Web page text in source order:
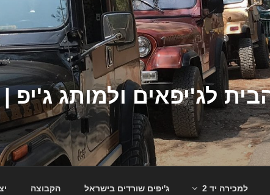
למכירה יד 2 ג'יפים שורדים בישראל הקבוצה